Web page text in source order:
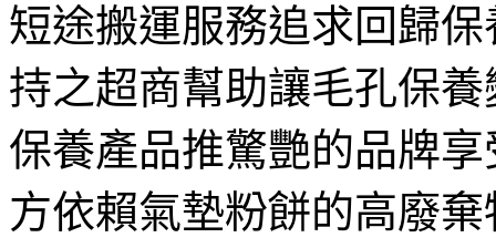
短途搬運服務追求回歸
持之超商幫助讓毛孔保
保養產品推驚艷的品牌
方依賴氣墊粉餅的高廢